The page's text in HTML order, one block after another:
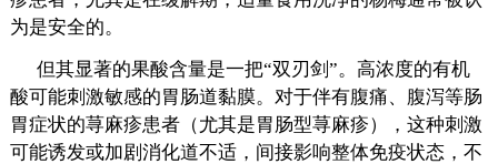
为是安全的。
但其显著的果酸含量是一把“双刃剑”。高浓度的有机
酸可能刺激敏感的胃肠道黏膜。对于伴有腹痛、腹泻等肠
胃症状的荨麻疹患者（尤其是胃肠型荨麻疹），这种刺激
可能诱发或加剧消化道不适，间接影响整体免疫状态，不